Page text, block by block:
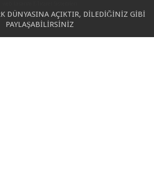
DÜNYASINA AÇIKTIR, DİLEDİĞİNİZ GİBİ
PAYLAŞABİLİRSİNİZ